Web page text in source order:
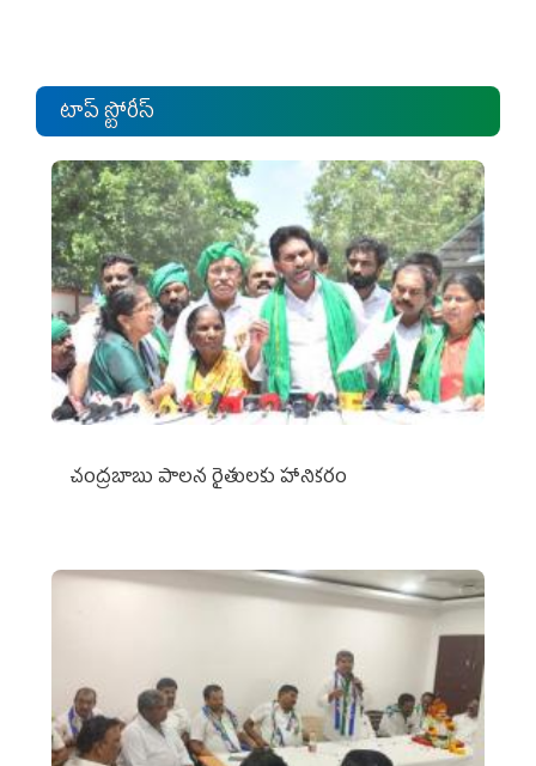
టాప్ స్టోరీస్
చంద్రబాబు పాలన రైతులకు హానికరం